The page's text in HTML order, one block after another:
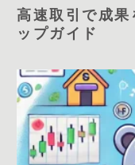
高速取引で成
ップガイド